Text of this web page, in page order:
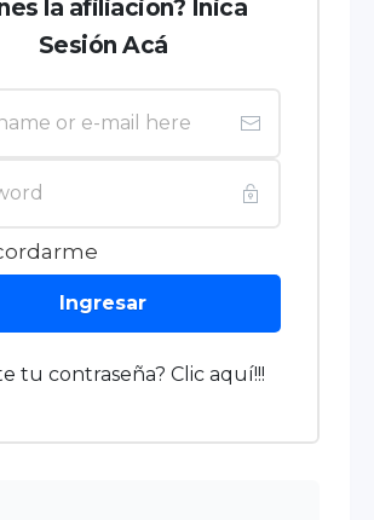
la afiliacion? Inica
Sesión Acá
Ingresar
tu contraseña? Clic aquí!!!